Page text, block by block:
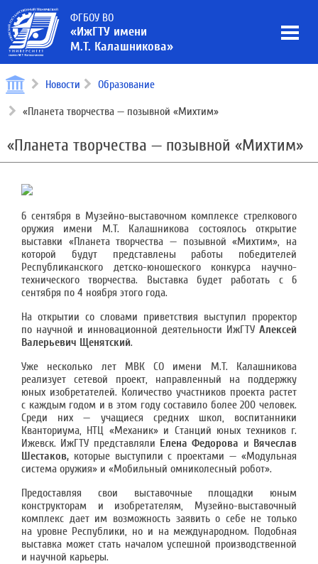
ФГБОУ ВО
«ИжГТУ имени
М.Т. Калашникова»
Новости Образование
«Планета творчества — позывной «Михтим»
«Планета творчества — позывной «Михтим»
6 сентября в Музейно-выставочном комплексе стрелкового
оружия имени М.Т. Калашникова состоялось открытие
выставки «Планета творчества — позывной «Михтим», на
которой будут представлены работы победителей
Республиканского детско-юношеского конкурса научно-
технического творчества. Выставка будет работать с 6
сентября по 4 ноября этого года.
На открытии со словами приветствия выступил проректор
по научной и инновационной деятельности ИжГТУ Алексей
Валерьевич Щенятский.
Уже несколько лет МВК СО имени М.Т. Калашникова
реализует сетевой проект, направленный на поддержку
юных изобретателей. Количество участников проекта растет
с каждым годом и в этом году составило более 200 человек.
Среди них — учащиеся средних школ, воспитанники
Кванториума, НТЦ «Механик» и Станций юных техников г.
Ижевск. ИжГТУ представляли Елена Федорова и Вячеслав
Шестаков, которые выступили с проектами — «Модульная
система оружия» и «Мобильный омниколесный робот».
Предоставляя свои выставочные площадки юным
конструкторам и изобретателям, Музейно-выставочный
комплекс дает им возможность заявить о себе не только
на уровне Республики, но и на международном. Подобная
выставка может стать началом успешной производственной
и научной карьеры.